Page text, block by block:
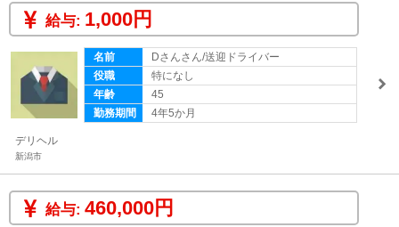
給与: 1,000円
名前
Dさんさん/送迎ドライバー
役職
特になし
年齢
45
勤務期間
4年5か月
デリヘル
新潟市
給与: 460,000円